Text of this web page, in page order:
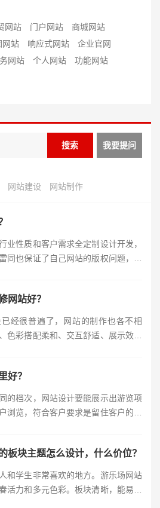
网站 门户网站
商城网站
网站 响应式网站
企业官网
网站 个人网站
功能网站
网站建设 网站制作
业性质和客户需求全定制设计开发，
同也保证了自己网站的版权问题，更
网站好？
经很普遍了，网站的制作也各不相
色彩搭配柔和、交互舒适、展示效果
好？
的档次，网站设计要能展示出游览项
浏览，符合客户要求是留住客户的关
板块主题怎么设计，什么价位？
和学生非常喜欢的地方。游乐场网站
活力和多元色彩。板块清晰，能易于